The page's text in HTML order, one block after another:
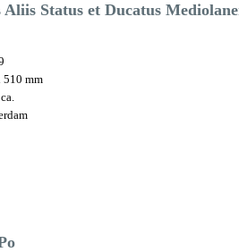
Status et Ducatus
510 mm